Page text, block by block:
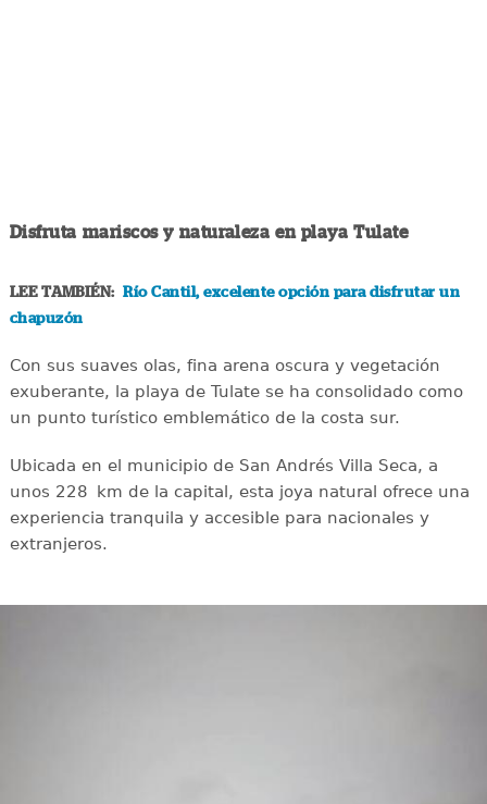
Disfruta mariscos y naturaleza en playa Tulate
LEE TAMBIÉN:Río Cantil, excelente opción para disfrutar un
chapuzón
Con sus suaves olas, fina arena oscura y vegetación
exuberante, la playa de Tulate se ha consolidado como
un punto turístico emblemático de la costa sur.
Ubicada en el municipio de San Andrés Villa Seca, a
unos 228 km de la capital, esta joya natural ofrece una
experiencia tranquila y accesible para nacionales y
extranjeros.